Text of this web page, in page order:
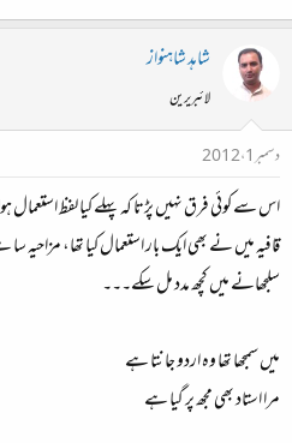
شاہد شاہنواز
لائبریرین
دسمبر 1، 2012
اس سے کوئی فرق نہیں پڑتا کہ پہلے کیا لفظ استعمال
قافیہ میں نے بھی ایک بار استعمال کیا تھا،
سلجھانے میں کچھ مدد مل سکے۔۔۔
میں سمجھا تھا وہ اردو جانتا ہے
مرا استاد بھی مجھ پر گیا ہے